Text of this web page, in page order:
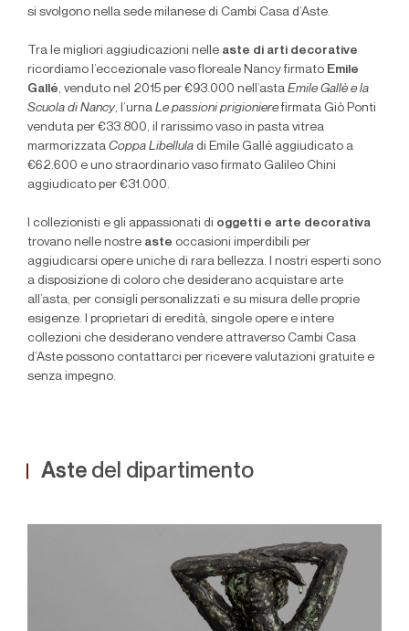
si svolgono nella sede milanese di Cambi Casa d’Aste.
Tra le migliori aggiudicazioni nelle aste di arti decorative
ricordiamo l’eccezionale vaso floreale Nancy firmato Emile
Gallé, venduto nel 2015 per €93.000 nell’asta Emile Gallè e la
Scuola di Nancy, l’urna Le passioni prigionierefirmata Giò Ponti
venduta per €33.800, il rarissimo vaso in pasta vitrea
marmorizzata Coppa Libellula di Emile Gallé aggiudicato a
€62.600 e uno straordinario vaso firmato Galileo Chini
aggiudicato per €31.000.
I collezionisti e gli appassionati di oggetti e arte decorativa
trovano nelle nostre aste occasioni imperdibili per
aggiudicarsi opere uniche di rara bellezza. I nostri esperti sono
a disposizione di coloro che desiderano acquistare arte
all’asta, per consigli personalizzati e su misura delle proprie
esigenze.
I proprietari di eredità, singole opere e intere
collezioni che desiderano vendere attraverso Cambi Casa
d’Aste possono contattarci per ricevere valutazioni gratuite e
senza impegno.
Aste del dipartimento